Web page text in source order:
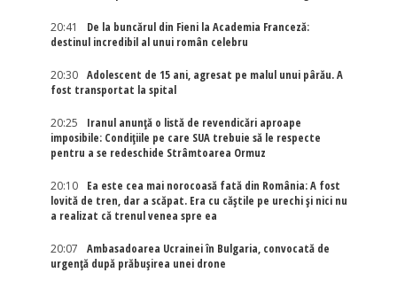
20:41
De la buncărul din Fieni la Academia Franceză:
destinul incredibil al unui român celebru
20:30
Adolescent de 15 ani, agresat pe malul unui pârău. A
fost transportat la spital
20:25
Iranul anunță o listă de revendicări aproape
imposibile: Condițiile pe care SUA trebuie să le respecte
pentru a se redeschide Strâmtoarea Ormuz
20:10
Ea este cea mai norocoasă fată din România: A fost
lovită de tren, dar a scăpat. Era cu căștile pe urechi și nici nu
a realizat că trenul venea spre ea
20:07
Ambasadoarea Ucrainei în Bulgaria, convocată de
urgență după prăbușirea unei drone